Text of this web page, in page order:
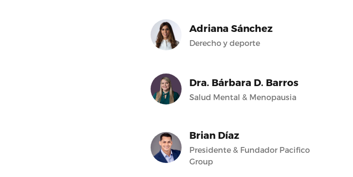
Adriana Sánchez
Derecho y deporte
Dra. Bárbara D. Barros
Salud Mental & Menopausia
Brian Díaz
Presidente & Fundador Pacifico
Group